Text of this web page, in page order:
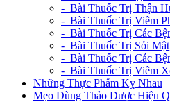
- Bài Thuốc Trị Thận
- Bài Thuốc Trị Viêm
- Bài Thuốc Trị Các
- Bài Thuốc Trị Sỏi
- Bài Thuốc Trị Các
- Bài Thuốc Trị Viêm
Những Thực Phẩm Kỵ Nhau
Mẹo Dùng Thảo Dược Hiệu